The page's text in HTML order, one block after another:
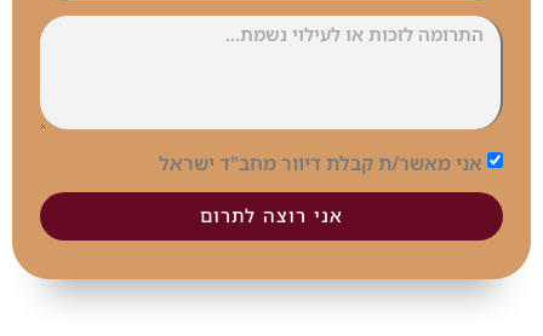
אני מאשר/ת קבלת דיוור מחב"ד ישראל
אני רוצה לתרום